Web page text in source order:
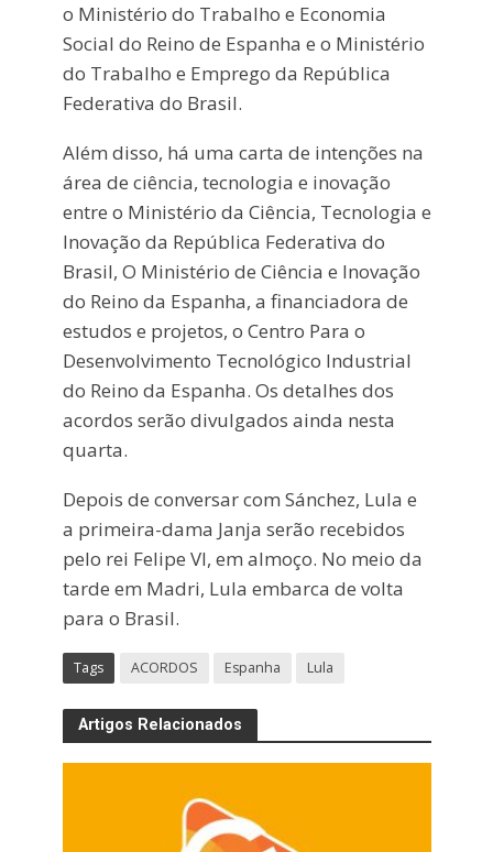
o Ministério do Trabalho e Economia
Social do Reino de Espanha e o Ministério
do Trabalho e Emprego da República
Federativa do Brasil.
Além disso, há uma carta de intenções na
área de ciência, tecnologia e inovação
entre o Ministério da Ciência, Tecnologia e
Inovação da República Federativa do
Brasil, O Ministério de Ciência e Inovação
do Reino da Espanha, a financiadora de
estudos e projetos, o Centro Para o
Desenvolvimento Tecnológico Industrial
do Reino da Espanha. Os detalhes dos
acordos serão divulgados ainda nesta
quarta.
Depois de conversar com Sánchez, Lula e
a primeira-dama Janja serão recebidos
pelo rei Felipe VI, em almoço. No meio da
tarde em Madri, Lula embarca de volta
para o Brasil.
Tags ACORDOS Espanha Lula
Artigos Relacionados